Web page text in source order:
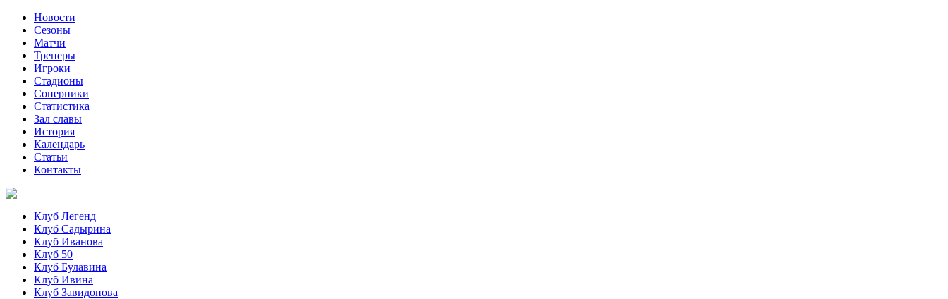
Новости
Сезоны
Матчи
Тренеры
Игроки
Стадионы
Соперники
Статистика
Зал славы
История
Календарь
Статьи
Контакты
Клуб Легенд
Клуб Садырина
Клуб Иванова
Клуб 50
Клуб Булавина
Клуб Ивина
Клуб Завидонова